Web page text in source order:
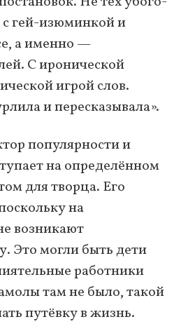
гей-изюминкой и
а именно —
С иронической
игрой слов.
и пересказывала».
популярности и
на определённом
для творца. Его
на
возникают
Это могли быть дети
работники
там не было, такой
путёвку в жизнь.